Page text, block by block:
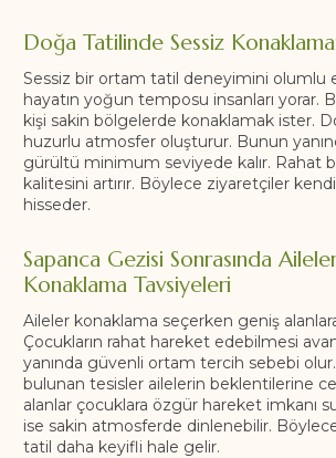
Doğa Tatilinde Sessiz
Sessiz bir ortam tatil deneyimini olumlu
hayatın yoğun temposu insanları yorar.
kişi sakin bölgelerde konaklamak ister.
huzurlu atmosfer oluşturur. Bunun
gürültü minimum seviyede kalır. Rahat
kalitesini artırır. Böylece ziyaretçiler
hisseder.
Sapanca Gezisi Sonrasında
Konaklama Tavsiyeleri
Aileler konaklama seçerken geniş
Çocukların rahat hareket edebilmesi
yanında güvenli ortam tercih sebebi
bulunan tesisler ailelerin beklentilerine
alanlar çocuklara özgür hareket imkanı
ise sakin atmosferde dinlenebilir.
tatil daha keyifli hale gelir.